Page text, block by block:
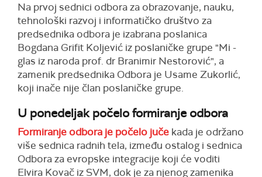
Na prvoj sednici odbora za obrazovanje, nauku,
tehnološki razvoj i informatičko društvo za
predsednika odbora je izabrana poslanica
Bogdana Grifit Koljević iz poslaničke grupe "Mi -
glas iz naroda prof. dr Branimir Nestorović", a
zamenik predsednika Odbora je Usame Zukorlić,
koji inače nije član poslaničke grupe.
U ponedeljak počelo formiranje odbora
Formiranje odbora je počelo juče kada je održano
više sednica radnih tela, između ostalog i sednica
Odbora za evropske integracije koji će voditi
Elvira Kovač iz SVM, dok je za njenog zamenika